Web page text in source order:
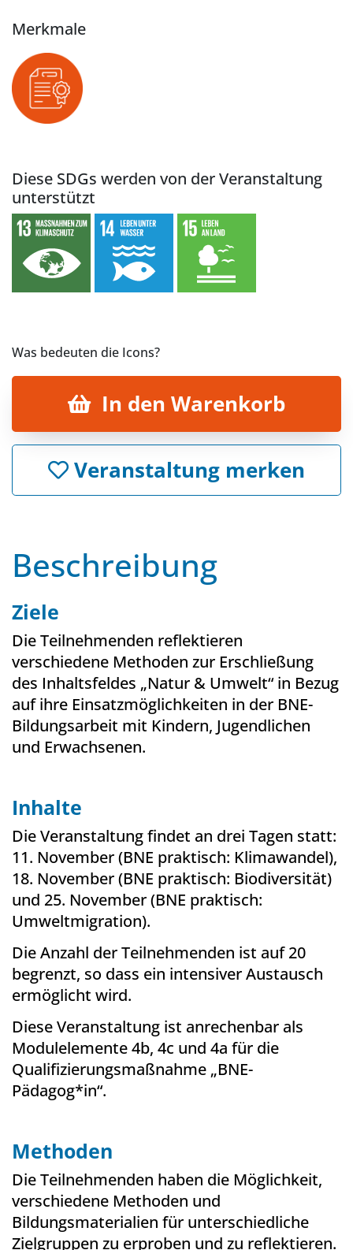
Merkmale
Diese SDGs werden von der Veranstaltung
unterstützt
Was bedeuten die Icons?
In den Warenkorb
Veranstaltung merken
Beschreibung
Ziele
Die Teilnehmenden reflektieren
verschiedene Methoden zur Erschließung
des Inhaltsfeldes „Natur & Umwelt“ in Bezug
auf ihre Einsatzmöglichkeiten in der BNE-
Bildungsarbeit mit Kindern, Jugendlichen
und Erwachsenen.
Inhalte
Die Veranstaltung findet an drei Tagen statt:
11. November (BNE praktisch: Klimawandel),
18. November (BNE praktisch: Biodiversität)
und 25. November (BNE praktisch:
Umweltmigration).
Die Anzahl der Teilnehmenden ist auf 20
begrenzt, so dass ein intensiver Austausch
ermöglicht wird.
Diese Veranstaltung ist anrechenbar als
Modulelemente 4b, 4c und 4a für die
Qualifizierungsmaßnahme „BNE-
Pädagog*in“.
Methoden
Die Teilnehmenden haben die Möglichkeit,
verschiedene Methoden und
Bildungsmaterialien für unterschiedliche
Zielgruppen zu erproben und zu reflektieren.